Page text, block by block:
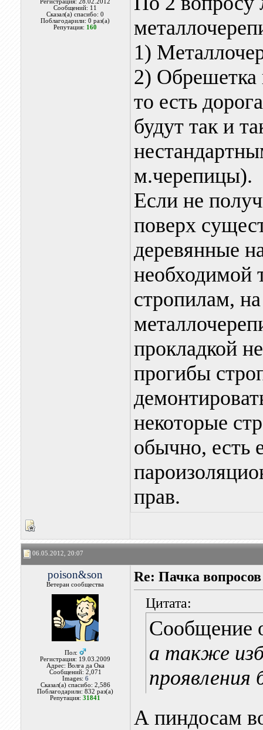
Регистрация: 28.02.2012
Сообщений: 11
Сказал(а) спасибо: 0
Поблагодарили: 0 раз(а)
Репутация: 160
1)
2) Обрешетка
то есть
будут так и
м.черепицы).
Если не
поверх
деревянные
необходимой
стропилам,
прокладкой
прогибы
некоторые
обычно, есть
прав.
06.05.2012, 20:07
poison&son
Ветеран сообщества
Пол:
Регистрация: 19.03.2009
Адрес: Волга да Ока
Сообщений: 2,071
Images: 6
Сказал(а) спасибо: 2,586
Поблагодарили: 832 раз(а)
Репутация:31841
Re: Пачка
Цитата:
Сообщение
а также
проявления
А пиндосам